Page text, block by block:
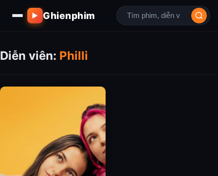
▶ Ghienphim
Diễn viên: Philli